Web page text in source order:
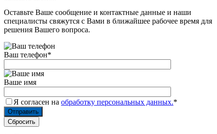
Оставьте Ваше сообщение и контактные данные и наши
специалисты свяжутся с Вами в ближайшее рабочее время для
решения Вашего вопроса.
Ваш телефон*
Ваше имя
Я согласен на обработку персональных данных.*